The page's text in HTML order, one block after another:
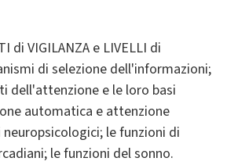
di VIGILANZA e LIVELLI di
di selezione dell'informazioni;
dell'attenzione e le loro basi
automatica e attenzione
le funzioni di
le funzioni del sonno.